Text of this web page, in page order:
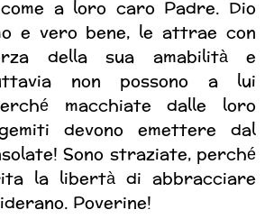
a loro caro Padre. Dio
e vero bene, le attrae con
della sua amabilità e
non possono a lui
macchiate dalle loro
devono emettere dal
Sono straziate, perché
la libertà di abbracciare
Poverine!